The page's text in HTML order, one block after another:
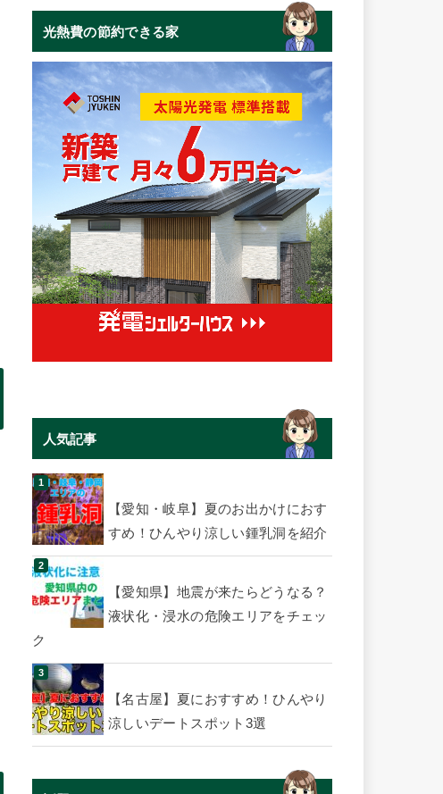
光熱費の節約できる家
人気記事
【愛知・岐阜】夏のお出かけにおす
すめ！ひんやり涼しい鍾乳洞を紹介
【愛知県】地震が来たらどうなる？
液状化・浸水の危険エリアをチェッ
ク
【名古屋】夏におすすめ！ひんやり
涼しいデートスポット3選